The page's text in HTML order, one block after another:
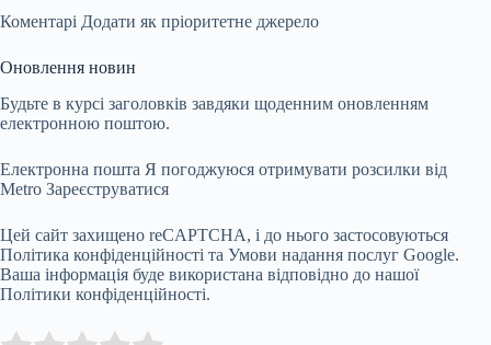
Коментарі Додати як пріоритетне джерело
Оновлення новин
Будьте в курсі заголовків завдяки щоденним оновленням
електронною поштою.
Електронна пошта Я погоджуюся отримувати розсилки від
Metro Зареєструватися
Цей сайт захищено reCAPTCHA, і до нього застосовуються
Політика конфіденційності та Умови надання послуг Google.
Ваша інформація буде використана відповідно до нашої
Політики конфіденційності.